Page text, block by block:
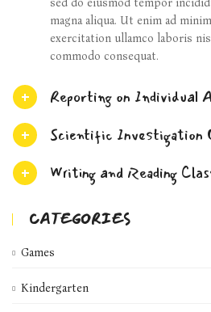
sed do eiusmod tempor
magna aliqua. Ut enim ad
exercitation ullamco laboris
commodo consequat.
Reporting on Individual
Scientific Investigation
Writing and Reading
CATEGORIES
Games
Kindergarten